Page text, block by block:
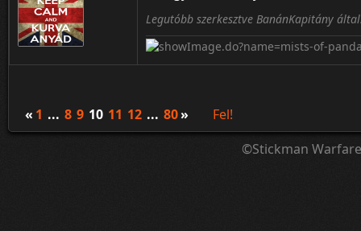
Legutóbb szerkesztve BanánKapitány
« 1 ... 8 9 10 11 12 ... 80»
Fel!
©Stickman Warfare